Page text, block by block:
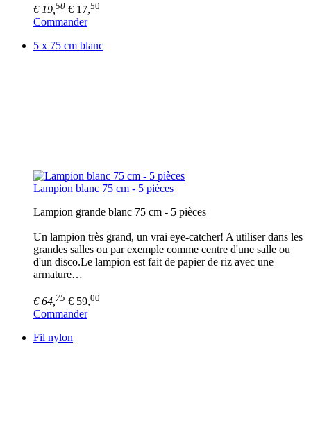
€ 19, 50 € 17,50
Commander
5 x 75 cm blanc
Lampion blanc 75 cm - 5 pièces
Lampion grande blanc 75 cm - 5 pièces
Un lampion très grand, un vrai eye-catcher! A utiliser dans les
grandes salles ou par exemple comme centre d'une salle ou
d'un disco.Le lampion est fait de papier de riz avec une
armature…
€ 64, 75 € 59,00
Commander
Fil nylon